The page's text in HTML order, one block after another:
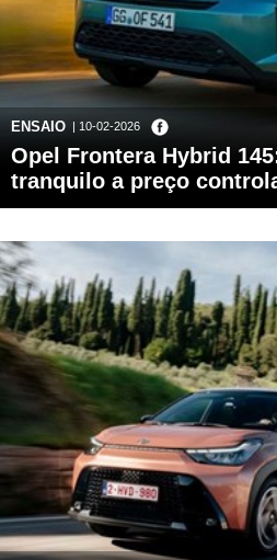
ENSAIO | 10-02-2026
Opel Frontera Hybrid
tranquilo a preço